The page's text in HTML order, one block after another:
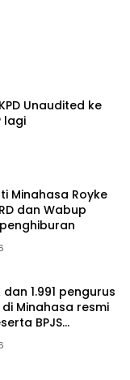
Unaudited ke
lagi
Minahasa Royke
dan Wabup
1.991 pengurus
Minahasa resmi
BPJS